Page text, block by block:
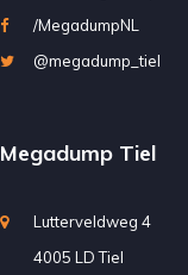
/MegadumpNL
@megadump_tiel
Megadump Tiel
Lutterveldweg 4
4005 LD Tiel